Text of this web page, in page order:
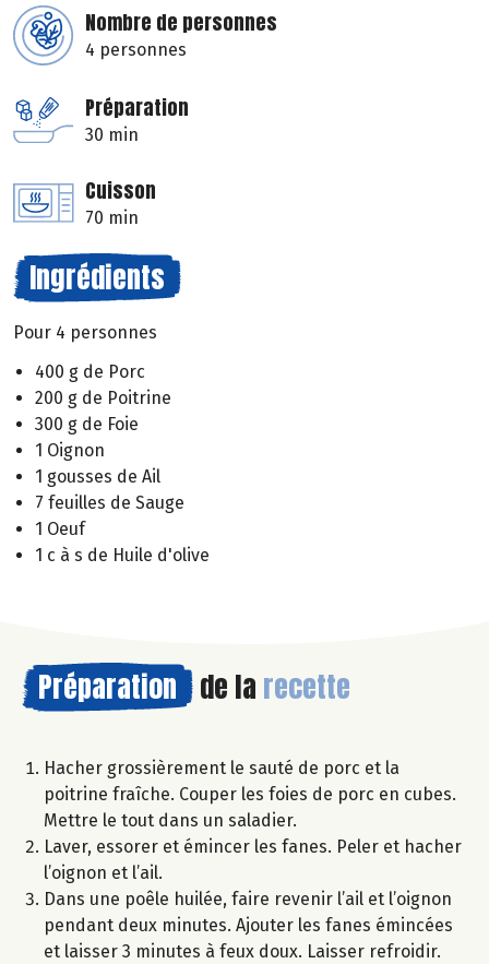
Nombre de personnes
4 personnes
Préparation
30 min
Cuisson
70 min
Ingrédients
Pour 4 personnes
400 g de Porc
200 g de Poitrine
300 g de Foie
1 Oignon
1 gousses de Ail
7 feuilles de Sauge
1 Oeuf
1 c à s de Huile d'olive
Préparation de la recette
Hacher grossièrement le sauté de porc et la
poitrine fraîche. Couper les foies de porc en cubes.
Mettre le tout dans un saladier.
Laver, essorer et émincer les fanes. Peler et hacher
l’oignon et l’ail.
Dans une poêle huilée, faire revenir l’ail et l’oignon
pendant deux minutes. Ajouter les fanes émincées
et laisser 3 minutes à feux doux. Laisser refroidir.